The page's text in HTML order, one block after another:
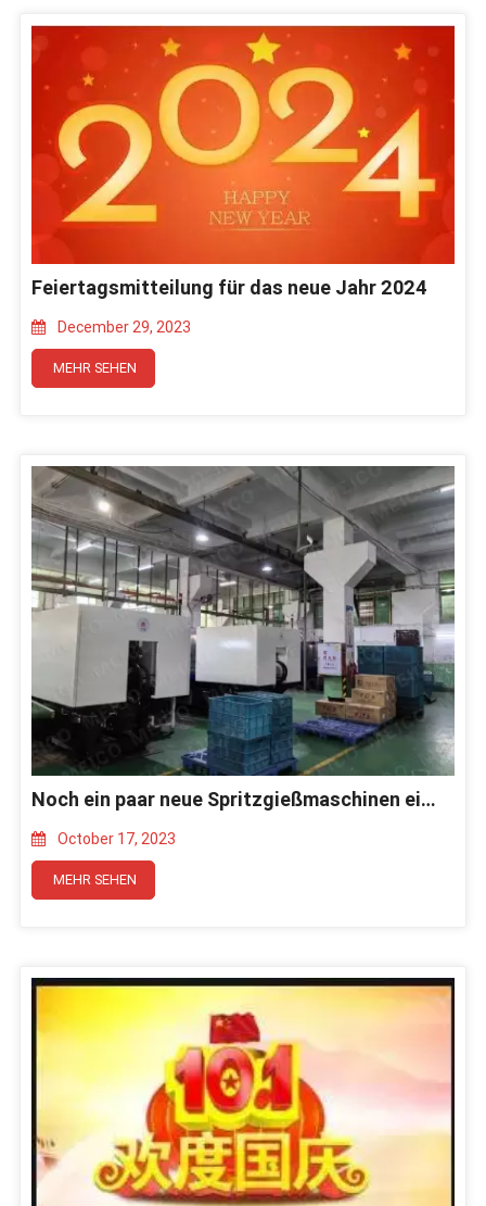
Feiertagsmitteilung für das neue Jahr 2024
December 29, 2023
MEHR SEHEN
Noch ein paar neue Spritzgießmaschinen eingetroffen!
October 17, 2023
MEHR SEHEN